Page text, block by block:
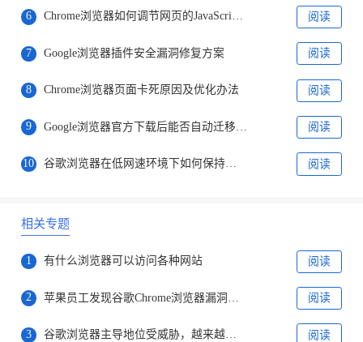
6 Chrome浏览器如何调节网页的JavaScript执行顺序 阅读
7 Google浏览器插件安全漏洞修复方案 阅读
8 Chrome浏览器页面卡死原因及优化办法 阅读
9 阅读
10 谷歌浏览器在低网速环境下如何保持流畅体验 阅读
相关专题
1 有什么浏览器可以访问各种网站 阅读
2 阅读
3 谷歌浏览器主导地位受威胁，越来越多用户选择bing 阅读